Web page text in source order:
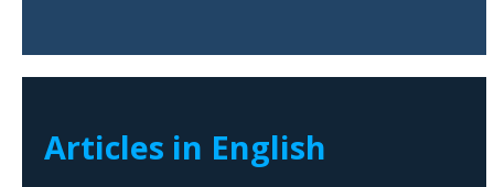
Articles in English